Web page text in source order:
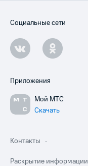
Социальные сети
Приложения
Мой МТС
Скачать
Контакты
Раскрытие информации